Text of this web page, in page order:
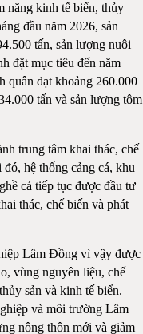
năng kinh tế biển, thủy
đầu năm 2026, sản
tấn, sản lượng nuôi
đặt mục tiêu đến năm
quân đạt khoảng 260.000
tấn và sản lượng tôm
trung tâm khai thác, chế
hệ thống cảng cá, khu
cá tiếp tục được đầu tư
thác, chế biến và phát
Lâm Đồng vì vậy được
vùng nguyên liệu, chế
sản và kinh tế biển.
và môi trường Lâm
nông thôn mới và giảm